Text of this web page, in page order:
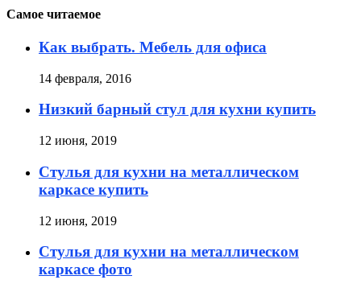
Самое читаемое
Как выбрать. Мебель для офиса
14 февраля, 2016
Низкий барный стул для кухни купить
12 июня, 2019
Стулья для кухни на металлическом
каркасе купить
12 июня, 2019
Стулья для кухни на металлическом
каркасе фото